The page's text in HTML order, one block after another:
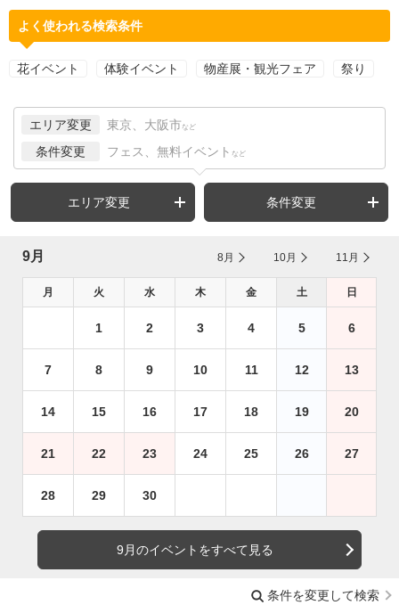
よく使われる検索条件
花イベント 体験イベント 物産展・観光フェア 祭り
エリア変更 東京、大阪市 など
条件変更 フェス、無料イベント など
エリア変更 条件変更
9月 8月 10月 11月
月 火 水 木 金 土 日
1 2 3 4 5 6
7 8 9 10 11 12 13
14 15 16 17 18 19 20
21 22 23 24 25 26 27
28 29 30
9月のイベントをすべて見る
条件を変更して検索